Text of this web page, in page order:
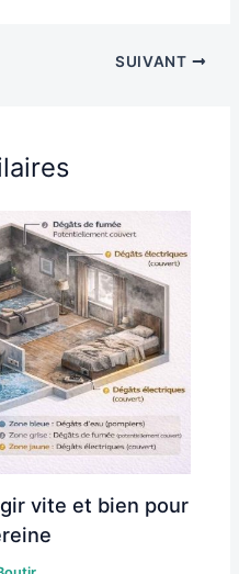
SUIVANT
vite et bien pour